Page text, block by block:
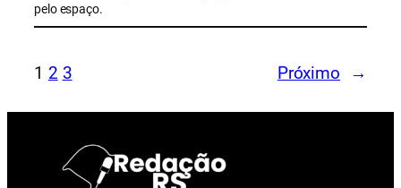
pelo espaço.
1 2 3 Próximo →